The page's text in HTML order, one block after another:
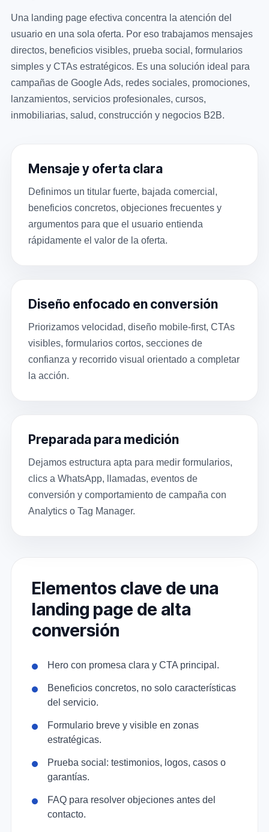
Una landing page efectiva concentra la atención del
usuario en una sola oferta. Por eso trabajamos mensajes
directos, beneficios visibles, prueba social, formularios
simples y CTAs estratégicos. Es una solución ideal para
campañas de Google Ads, redes sociales, promociones,
lanzamientos, servicios profesionales, cursos,
inmobiliarias, salud, construcción y negocios B2B.
Mensaje y oferta clara
Definimos un titular fuerte, bajada comercial,
beneficios concretos, objeciones frecuentes y
argumentos para que el usuario entienda
rápidamente el valor de la oferta.
Diseño enfocado en conversión
Priorizamos velocidad, diseño mobile-first, CTAs
visibles, formularios cortos, secciones de
confianza y recorrido visual orientado a completar
la acción.
Preparada para medición
Dejamos estructura apta para medir formularios,
clics a WhatsApp, llamadas, eventos de
conversión y comportamiento de campaña con
Analytics o Tag Manager.
Elementos clave de una
landing page de alta
conversión
Hero con promesa clara y CTA principal.
Beneficios concretos, no solo características
del servicio.
Formulario breve y visible en zonas
estratégicas.
Prueba social: testimonios, logos, casos o
garantías.
FAQ para resolver objeciones antes del
contacto.